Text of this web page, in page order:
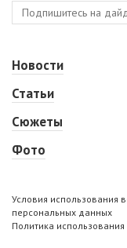
Новости
Статьи
Сюжеты
Фото
Условия использования
персональных данных
Политика